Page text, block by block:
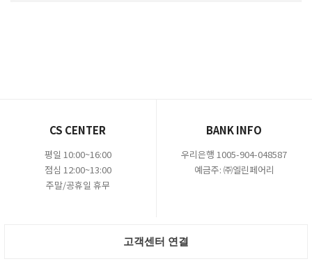
CS CENTER
평일 10:00~16:00
점심 12:00~13:00
주말/공휴일 휴무
BANK INFO
우리은행 1005-904-048587
예금주: ㈜엘린페어리
고객센터 연결